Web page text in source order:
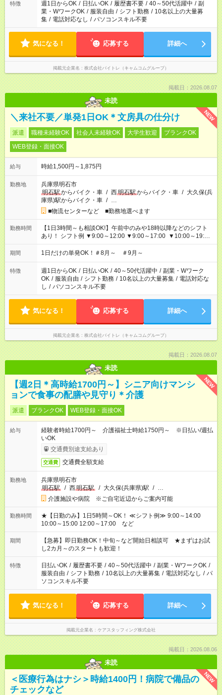
特徴 週1日からOK / 日払いOK / 履歴書不要 / 40～50代活躍中 / 副
業・WワークOK / 服装自由 / シフト勤務 / 10名以上の大量募
集 / 電話対応なし / パソコンスキル不要
気になる！ 応募する 詳細へ
掲載元企業名 株式会社バイトレ（キャムコムグループ）
掲載日：2026.08.07
未読
NEW
＼来社不要／単発1日OK＊文房具の仕分け
派遣 職種未経験OK 社会人未経験OK 大学生歓迎
ブランクOK
WEB登録・面接OK
給与 時給1,500円～1,875円
勤務地
兵庫県明石市
明石駅からバイク・車 / 西明石駅からバイク・車 / 大久保(兵
庫県)駅からバイク・車 / …
■物流センターなど ■勤務地選べます
勤務時間
【1日3時間～も相談OK!】午前中のみや18時以降などのシフト
あり！ シフト例 ▼9:00～12:00 ▼9:00～17:00 ▼10:00～19:00
▼18:00～21:00
期間 1日だけの単発OK！＃8月～ ＃9月～
特徴 週1日からOK / 日払いOK / 40～50代活躍中 / 副業・Wワーク
OK / 服装自由 / シフト勤務 / 10名以上の大量募集 / 電話対応な
し / パソコンスキル不要
気になる！ 応募する 詳細へ
掲載元企業名 株式会社バイトレ（キャムコムグループ）
掲載日：2026.08.07
未読
NEW
【週2日＊高時給1700円～】シニア向けマンシ
ョンで食事の配膳や見守り＊介護
派遣 ブランクOK WEB登録・面接OK
給与
経験者時給1700円～ 介護福祉士時給1750円～ ※日払い/週払
いOK
交通費別途支給あり
交通費 交通費全額支給
勤務地
兵庫県明石市
明石駅
/ 西明石駅 / 大久保(兵庫県)駅 / …
介護施設や病院 ※ご自宅近辺からご案内可能
勤務時間
★【日勤のみ】1日5時間～OK！ ≪シフト例≫ 9:00～14:00
10:00～15:00 12:00～17:00 など
期間
【急募】即日勤務OK！中旬～など開始日相談可 ★まずはお試
し2カ月～のスタートも歓迎！
特徴 日払いOK / 履歴書不要 / 40～50代活躍中 / 副業・WワークOK /
服装自由 / シフト勤務 / 10名以上の大量募集 / 電話対応なし / パ
ソコンスキル不要
気になる！ 応募する 詳細へ
掲載元企業名 ケアスタッフィング株式会社
掲載日：2026.08.06
未読
NEW
＜医療行為はナシ＞時給1400円！病院で備品の
チェックなど